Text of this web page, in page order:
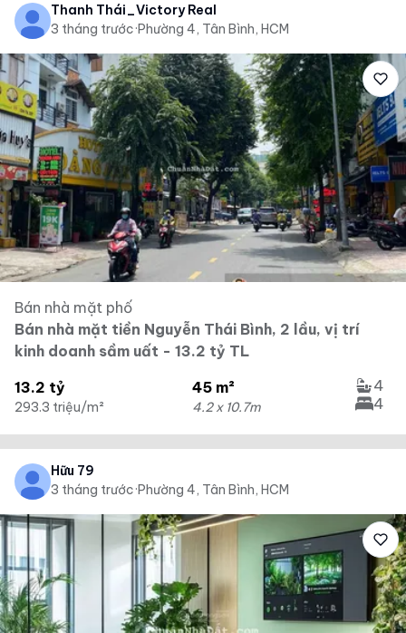
Thanh Thái_Victory Real
3 tháng trước·Phường 4, Tân Bình, HCM
Bán nhà mặt phố
Bán nhà mặt tiền Nguyễn Thái Bình, 2 lầu, vị trí
kinh doanh sầm uất - 13.2 tỷ TL
13.2 tỷ
293.3 triệu/m²
45 m²
4.2 x 10.7m
4
4
Hữu 79
3 tháng trước·Phường 4, Tân Bình, HCM